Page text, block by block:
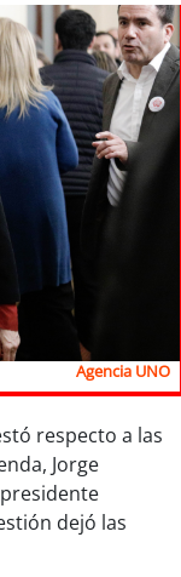
Agencia UNO
respecto a las
Jorge
dejó las